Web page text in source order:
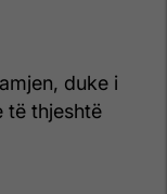
duke i
të thjeshtë